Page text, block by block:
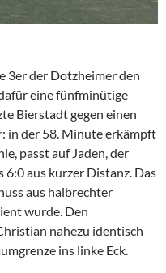
3er der Dotzheimer den
eine fünfminütige
Bierstadt gegen einen
in der 58. Minute erkämpft
passt auf Jaden, der
6:0 aus kurzer Distanz. Das
aus halbrechter
wurde. Den
nahezu identisch
ins linke Eck.